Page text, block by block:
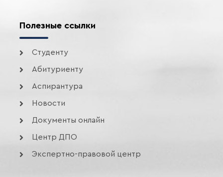
Полезные ссылки
Студенту
Абитуриенту
Аспирантура
Новости
Документы онлайн
Центр ДПО
Экспертно-правовой центр